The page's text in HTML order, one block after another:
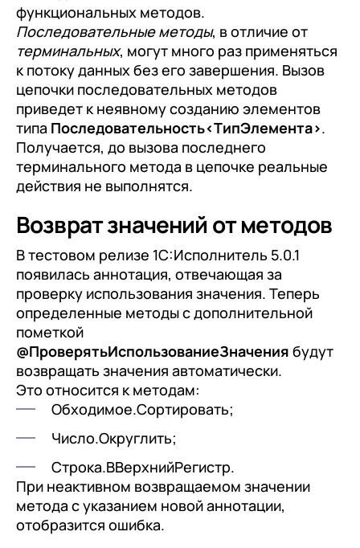
функциональных методов.
Последовательные методы, в отличие от
терминальных, могут много раз применяться
к потоку данных без его завершения. Вызов
цепочки последовательных методов
приведет к неявному созданию элементов
типа Последовательность<ТипЭлемента>.
Получается, до вызова последнего
терминального метода в цепочке реальные
действия не выполнятся.
Возврат значений от методов
В тестовом релизе 1С:Исполнитель 5.0.1
появилась аннотация, отвечающая за
проверку использования значения. Теперь
определенные методы с дополнительной
пометкой
@ПроверятьИспользованиеЗначения будут
возвращать значения автоматически.
Это относится к методам:
Обходимое.Сортировать;
Число.Округлить;
Строка.ВВерхнийРегистр.
При неактивном возвращаемом значении
метода с указанием новой аннотации,
отобразится ошибка.